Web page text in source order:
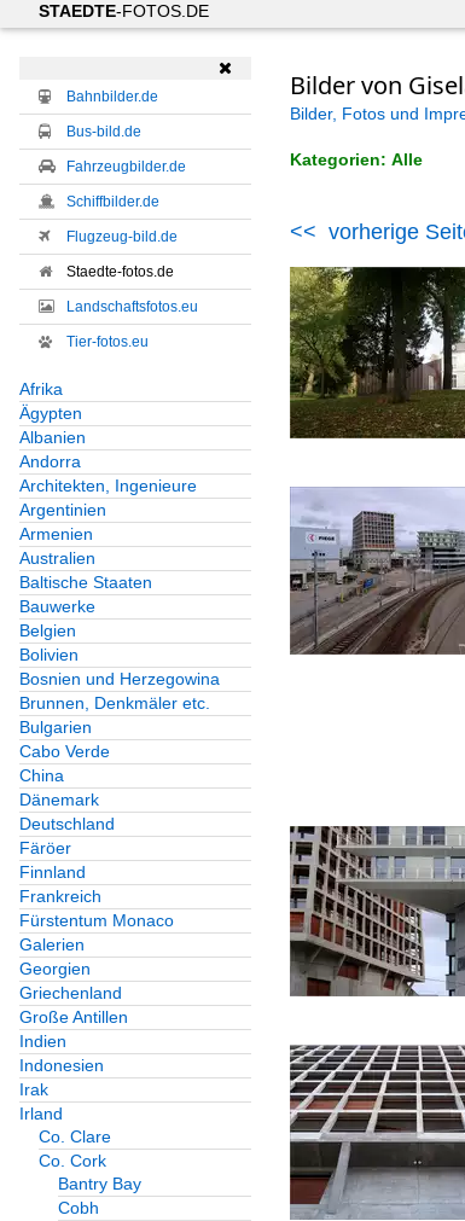
STAEDTE-FOTOS.DE

Bahnbilder.de
Bus-bild.de
Fahrzeugbilder.de
Schiffbilder.de
Flugzeug-bild.de
Staedte-fotos.de
Landschaftsfotos.eu
Tier-fotos.eu
Afrika
Ägypten
Albanien
Andorra
Architekten, Ingenieure
Argentinien
Armenien
Australien
Baltische Staaten
Bauwerke
Belgien
Bolivien
Bosnien und Herzegowina
Brunnen, Denkmäler etc.
Bulgarien
Cabo Verde
China
Dänemark
Deutschland
Färöer
Finnland
Frankreich
Fürstentum Monaco
Galerien
Georgien
Griechenland
Große Antillen
Indien
Indonesien
Irak
Irland
Co. Clare
Co. Cork
Bantry Bay
Cobh
Bilder von
Bilder, Fotos und
Kategorien: Alle
Alle Kategorien
Architekten,
Dänemark
BIG -
Henning
Deutschland
Auer und
Behnisch
Behnisch
Brückner
Lederer,
Schlaich,
Wulf und
Österreich
Hans
Schweiz
Herzog
Peter
USA
<< vorherige